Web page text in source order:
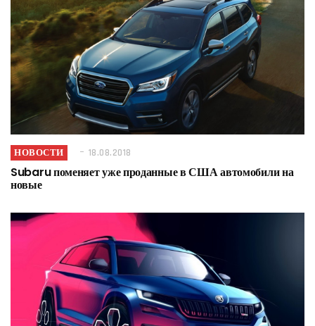
НОВОСТИ 18.08.2018
Subaru поменяет уже проданные в США автомобили на
новые